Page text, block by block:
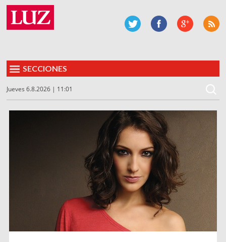
SECCIONES
Jueves 6.8.2026 | 11:01